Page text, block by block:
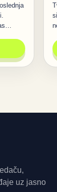
uz jasno